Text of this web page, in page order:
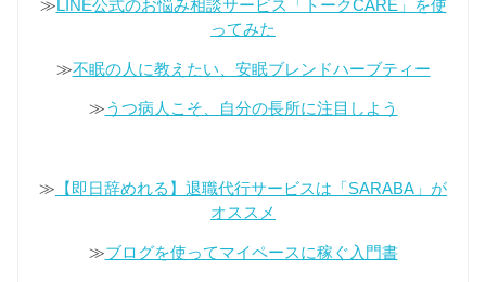
≫ LINE公式のお悩み相談サービス「トークCARE」を使
ってみた
≫不眠の人に教えたい、安眠ブレンドハーブティー
≫うつ病人こそ、自分の長所に注目しよう
≫ 【即日辞めれる】退職代行サービスは「SARABA」が
オススメ
≫ブログを使ってマイペースに稼ぐ入門書